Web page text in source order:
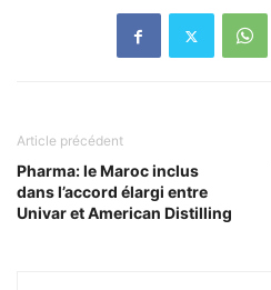
Article précédent
Pharma: le Maroc inclus
dans l’accord élargi entre
Univar et American Distilling